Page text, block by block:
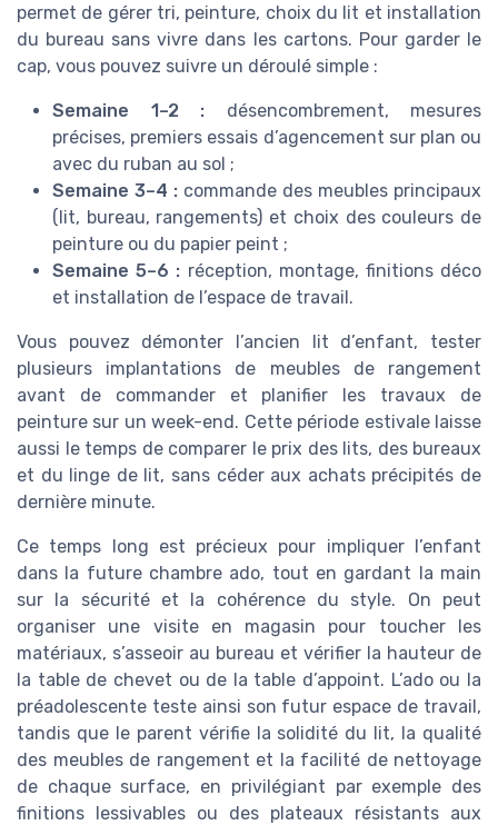
permet de gérer tri, peinture, choix du lit et installation
du bureau sans vivre dans les cartons. Pour garder le
cap, vous pouvez suivre un déroulé simple :
Semaine 1–2 : désencombrement, mesures
précises, premiers essais d’agencement sur plan ou
avec du ruban au sol ;
Semaine 3–4 : commande des meubles principaux
(lit, bureau, rangements) et choix des couleurs de
peinture ou du papier peint ;
Semaine 5–6 : réception, montage, finitions déco
et installation de l’espace de travail.
Vous pouvez démonter l’ancien lit d’enfant, tester
plusieurs implantations de meubles de rangement
avant de commander et planifier les travaux de
peinture sur un week-end. Cette période estivale laisse
aussi le temps de comparer le prix des lits, des bureaux
et du linge de lit, sans céder aux achats précipités de
dernière minute.
Ce temps long est précieux pour impliquer l’enfant
dans la future chambre ado, tout en gardant la main
sur la sécurité et la cohérence du style. On peut
organiser une visite en magasin pour toucher les
matériaux, s’asseoir au bureau et vérifier la hauteur de
la table de chevet ou de la table d’appoint. L’ado ou la
préadolescente teste ainsi son futur espace de travail,
tandis que le parent vérifie la solidité du lit, la qualité
des meubles de rangement et la facilité de nettoyage
de chaque surface, en privilégiant par exemple des
finitions lessivables ou des plateaux résistants aux